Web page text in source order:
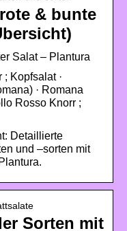
& bunte
Salat – Plantura
Kopfsalat ·
· Romana
Rosso Knorr ;
Detaillierte
und –sorten mit
Sorten mit